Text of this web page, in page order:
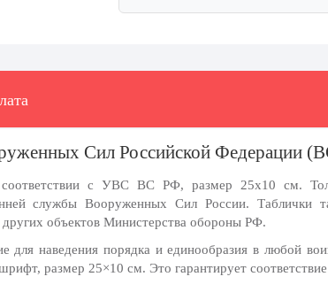
Сил Российской Федерации
соответствии с УВС ВС РФ, размер 25х10 см.
службы Вооруженных Сил России. Таблички
объектов Министерства обороны РФ.
наведения порядка и единообразия в любой
размер 25×10 см. Это гарантирует